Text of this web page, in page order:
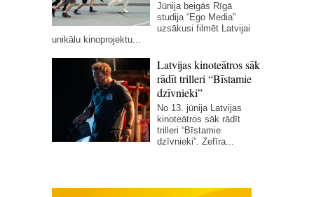
Jūnija beigās Rīgā
studija “Ego Media”
uzsākusi filmēt Latvijai
unikālu kinoprojektu...
Latvijas kinoteātros sāk
rādīt trilleri “Bīstamie
dzīvnieki”
No 13. jūnija Latvijas
kinoteātros sāk rādīt
trilleri “Bīstamie
dzīvnieki”. Zefīra...